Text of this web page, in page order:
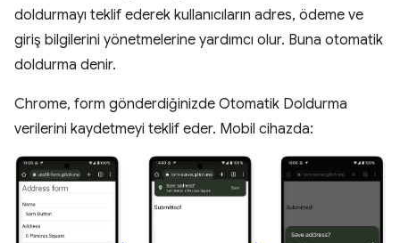
doldurmayı teklif ederek kullanıcıların adres, ödeme ve
giriş bilgilerini yönetmelerine yardımcı olur. Buna otomatik
doldurma denir.
Chrome, form gönderdiğinizde Otomatik Doldurma
verilerini kaydetmeyi teklif eder. Mobil cihazda: